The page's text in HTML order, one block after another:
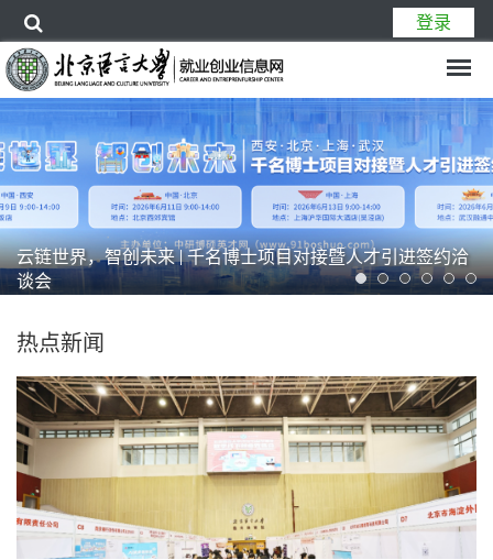
登录
云链世界，智创未来 | 千名博士项目对接暨人才引进签约洽
谈会
热点新闻